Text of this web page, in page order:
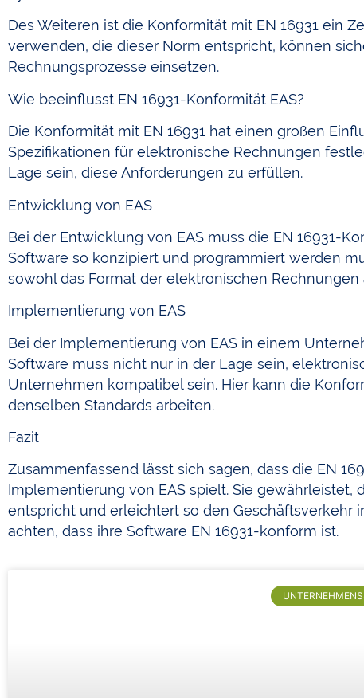
Des Weiteren ist die Konformität mit EN 16931 ein
verwenden, die dieser Norm entspricht, können
Rechnungsprozesse einsetzen.
Wie beeinflusst EN 16931-Konformität EAS?
Die Konformität mit EN 16931 hat einen großen
Spezifikationen für elektronische Rechnungen
Lage sein, diese Anforderungen zu erfüllen.
Entwicklung von EAS
Bei der Entwicklung von EAS muss die EN 16931-
Software so konzipiert und programmiert werden
sowohl das Format der elektronischen
Implementierung von EAS
Bei der Implementierung von EAS in einem
Software muss nicht nur in der Lage sein,
Unternehmen kompatibel sein. Hier kann die
denselben Standards arbeiten.
Fazit
Zusammenfassend lässt sich sagen, dass die EN
Implementierung von EAS spielt. Sie
entspricht und erleichtert so den Geschäftsverkehr
achten, dass ihre Software EN 16931-konform ist.